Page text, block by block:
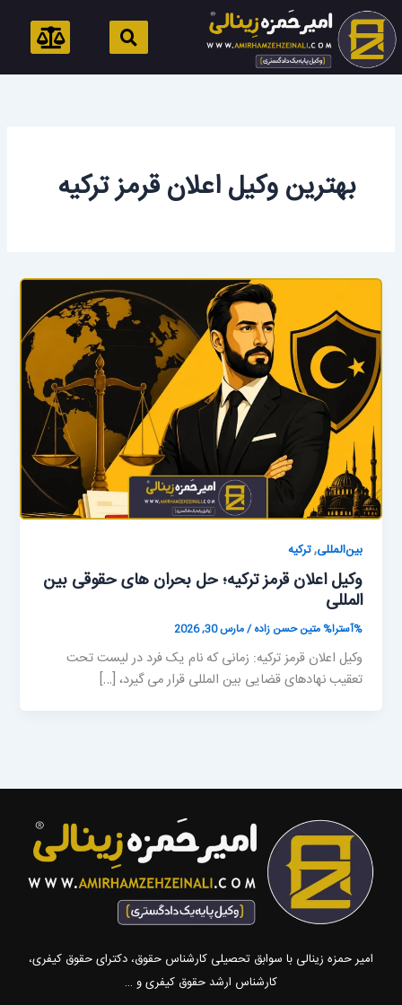
پرش
به
محتوا
بهترین وکیل اعلان قرمز ترکیه
بین‌المللی,ترکیه
وکیل اعلان قرمز ترکیه؛ حل بحران های حقوقی بین
المللی
%آسترا%متین حسن زاده/مارس 30, 2026
وکیل اعلان قرمز ترکیه: زمانی که نام یک فرد در لیست تحت
تعقیب نهادهای قضایی بین المللی قرار می گیرد، […]
امیر حمزه زینالی با سوابق تحصیلی کارشناس حقوق، دکترای حقوق کیفری،
کارشناس ارشد حقوق کیفری و …